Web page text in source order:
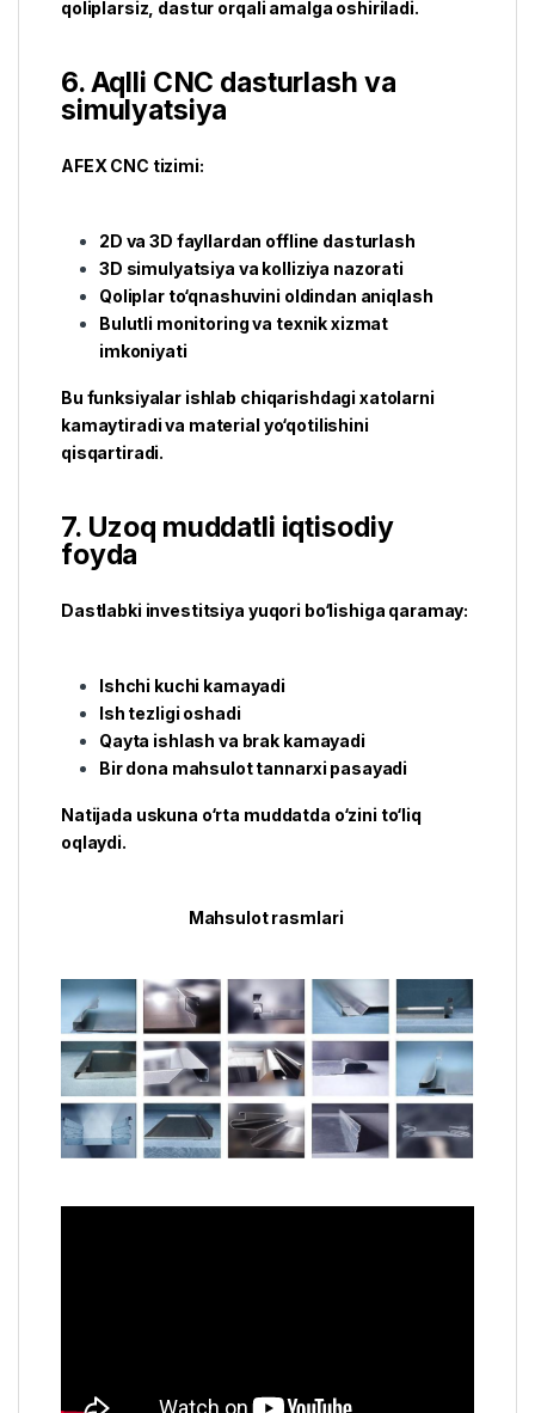
qoliplarsiz, dastur orqali amalga oshiriladi.
6. Aqlli CNC dasturlash va
simulyatsiya
AFEX CNC tizimi:
2D va 3D fayllardan offline dasturlash
3D simulyatsiya va kolliziya nazorati
Qoliplar to‘qnashuvini oldindan aniqlash
Bulutli monitoring va texnik xizmat
imkoniyati
Bu funksiyalar ishlab chiqarishdagi xatolarni
kamaytiradi va material yo‘qotilishini
qisqartiradi.
7. Uzoq muddatli iqtisodiy
foyda
Dastlabki investitsiya yuqori bo‘lishiga qaramay:
Ishchi kuchi kamayadi
Ish tezligi oshadi
Qayta ishlash va brak kamayadi
Bir dona mahsulot tannarxi pasayadi
Natijada uskuna o‘rta muddatda o‘zini to‘liq
oqlaydi.
Mahsulot rasmlari